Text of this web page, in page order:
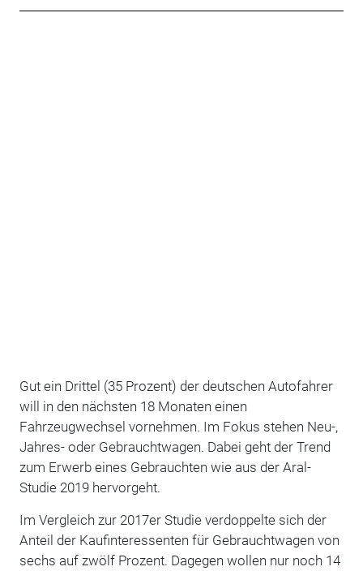
Gut ein Drittel (35 Prozent) der deutschen Autofahrer
will in den nächsten 18 Monaten einen
Fahrzeugwechsel vornehmen. Im Fokus stehen Neu-,
Jahres- oder Gebrauchtwagen. Dabei geht der Trend
zum Erwerb eines Gebrauchten wie aus der Aral-
Studie 2019 hervorgeht.
Im Vergleich zur 2017er Studie verdoppelte sich der
Anteil der Kaufinteressenten für Gebrauchtwagen von
sechs auf zwölf Prozent. Dagegen wollen nur noch 14